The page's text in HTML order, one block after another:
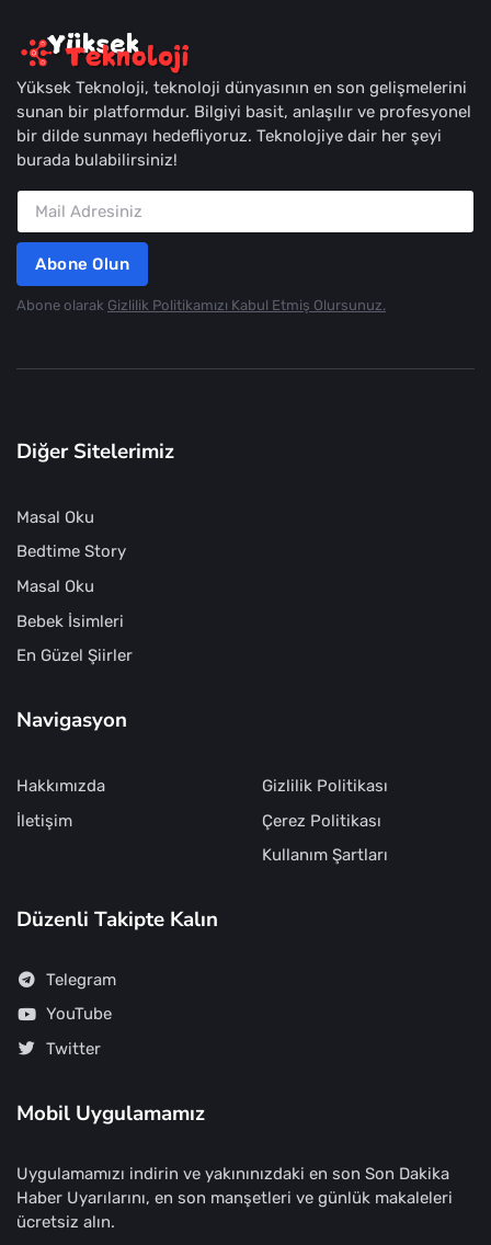
Yüksek Teknoloji, teknoloji dünyasının en son gelişmelerini
sunan bir platformdur. Bilgiyi basit, anlaşılır ve profesyonel
bir dilde sunmayı hedefliyoruz. Teknolojiye dair her şeyi
burada bulabilirsiniz!
Abone Olun
Abone olarak Gizlilik Politikamızı Kabul Etmiş Olursunuz.
Diğer Sitelerimiz
Masal Oku
Bedtime Story
Masal Oku
Bebek İsimleri
En Güzel Şiirler
Navigasyon
Hakkımızda
İletişim
Gizlilik Politikası
Çerez Politikası
Kullanım Şartları
Düzenli Takipte Kalın
Telegram
YouTube
Twitter
Mobil Uygulamamız
Uygulamamızı indirin ve yakınınızdaki en son Son Dakika
Haber Uyarılarını, en son manşetleri ve günlük makaleleri
ücretsiz alın.